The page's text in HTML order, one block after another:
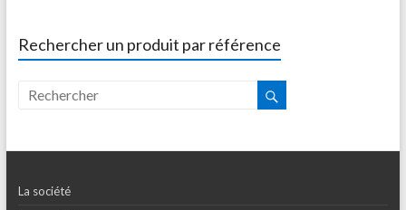
Rechercher un produit par référence
La société